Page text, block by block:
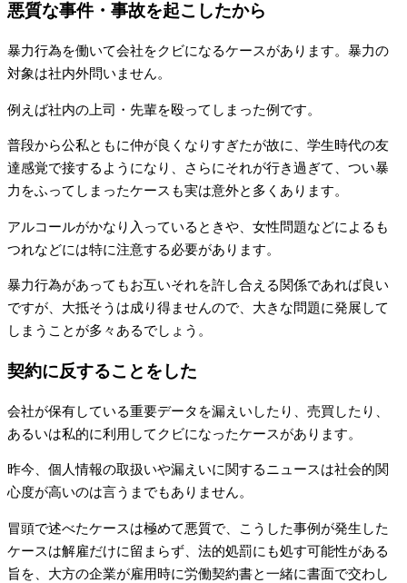
悪質な事件・事故を起こしたから
暴力行為を働いて会社をクビになるケースがあります。暴力の
対象は社内外問いません。
例えば社内の上司・先輩を殴ってしまった例です。
普段から公私ともに仲が良くなりすぎたが故に、学生時代の友
達感覚で接するようになり、さらにそれが行き過ぎて、つい暴
力をふってしまったケースも実は意外と多くあります。
アルコールがかなり入っているときや、女性問題などによるも
つれなどには特に注意する必要があります。
暴力行為があってもお互いそれを許し合える関係であれば良い
ですが、大抵そうは成り得ませんので、大きな問題に発展して
しまうことが多々あるでしょう。
契約に反することをした
会社が保有している重要データを漏えいしたり、売買したり、
あるいは私的に利用してクビになったケースがあります。
昨今、個人情報の取扱いや漏えいに関するニュースは社会的関
心度が高いのは言うまでもありません。
冒頭で述べたケースは極めて悪質で、こうした事例が発生した
ケースは解雇だけに留まらず、法的処罰にも処す可能性がある
旨を、大方の企業が雇用時に労働契約書と一緒に書面で交わし